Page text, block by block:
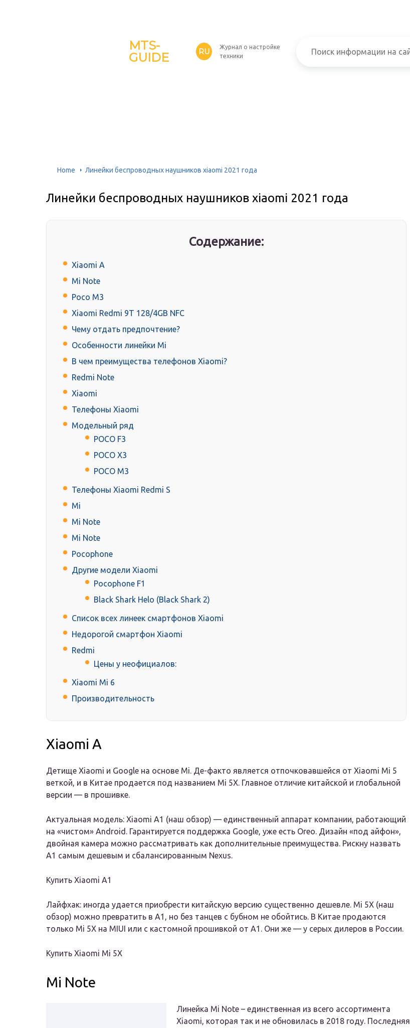
MTS-
GUIDE
RU
Журнал о настройке
техники
Home Линейки беспроводных наушников xiaomi 2021 года
Линейки беспроводных наушников xiaomi 2021 года
Содержание:
Xiaomi A
Mi Note
Poco M3
Xiaomi Redmi 9T 128/4GB NFC
Чему отдать предпочтение?
Особенности линейки Mi
В чем преимущества телефонов Xiaomi?
Redmi Note
Xiaomi
Телефоны Xiaomi
Модельный ряд
РОСО F3
PОСО X3
РОСО M3
Телефоны Xiaomi Redmi S
Mi
Mi Note
Mi Note
Pocophone
Другие модели Xiaomi
Pocophone F1
Black Shark Helo (Black Shark 2)
Список всех линеек смартфонов Xiaomi
Недорогой смартфон Xiaomi
Redmi
Цены у неофициалов:
Xiaomi Mi 6
Производительность
Xiaomi A
Детище Xiaomi и Google на основе Mi. Де-факто является отпочковавшейся от Xiaomi Mi 5
веткой, и в Китае продается под названием Mi 5X. Главное отличие китайской и глобальной
версии — в прошивке.
Актуальная модель: Xiaomi A1 (наш обзор) — единственный аппарат компании, работающий
на «чистом» Android. Гарантируется поддержка Google, уже есть Oreo. Дизайн «под айфон»,
двойная камера можно рассматривать как дополнительные преимущества. Рискну назвать
A1 самым дешевым и сбалансированным Nexus.
Купить Xiaomi A1
Лайфхак: иногда удается приобрести китайскую версию существенно дешевле. Mi 5X (наш
обзор) можно превратить в A1, но без танцев с бубном не обойтись. В Китае продаются
только Mi 5X на MIUI или с кастомной прошивкой от A1. Они же — у серых дилеров в России.
Купить Xiaomi Mi 5X
Mi Note
Линейка Mi Note – единственная из всего ассортимента
Xiaomi, которая так и не обновилась в 2018 году. Последняя